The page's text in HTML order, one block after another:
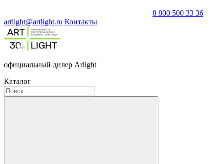
8 800 500 33 36
artlight@artlight.ru Контакты
официальный дилер Arlight
Каталог